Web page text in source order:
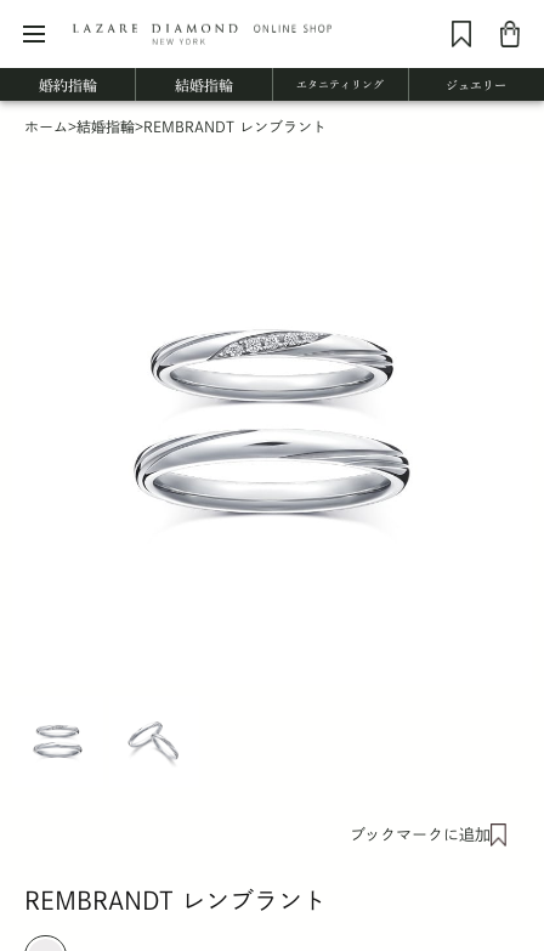
婚約指輪 結婚指輪 エタニティリング ジュエリー
ホーム>結婚指輪>REMBRANDT レンブラント
ブックマークに追加
REMBRANDT レンブラント